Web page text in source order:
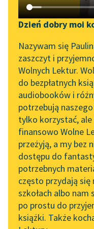
Katalog DAISY
Podkasty o książkach
Aktualności
„Prokurator Alicja Horn”
do słuchania
Byliśmy częścią AI
Lab
Zapraszamy na
online z tłumaczkami
literatury
Spotkanie z Katarzyną
Tunkiel w Oslo
102. lata temu zmarł
Joseph Conrad
Dzień dobry moi
Nazywam się
zaszczyt i
Wolnych Lektur.
do bezpłatnych
audiobooków i
potrzebują
tylko korzystać,
finansowo Wolne
przeżyją, a my bez
dostępu do
potrzebnych
często przydają
szkołach albo nam
po prostu do
książki. Także
O przemijaniu,
intensywność
dnia.